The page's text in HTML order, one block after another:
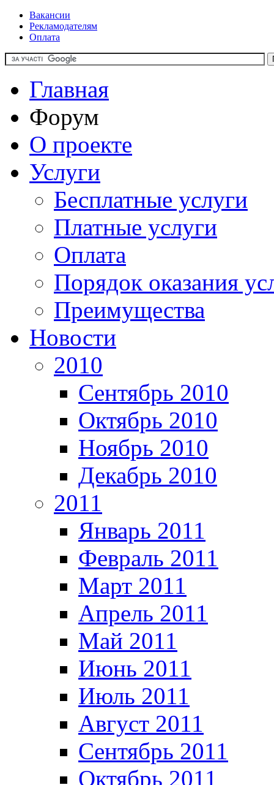
Вакансии
Рекламодателям
Оплата
Главная
Форум
О проекте
Услуги
Бесплатные услуги
Платные услуги
Оплата
Порядок оказания
Преимущества
Новости
2010
Сентябрь 2010
Октябрь 2010
Ноябрь 2010
Декабрь 2010
2011
Январь 2011
Февраль 2011
Март 2011
Апрель 2011
Май 2011
Июнь 2011
Июль 2011
Август 2011
Сентябрь 2011
Октябрь 2011